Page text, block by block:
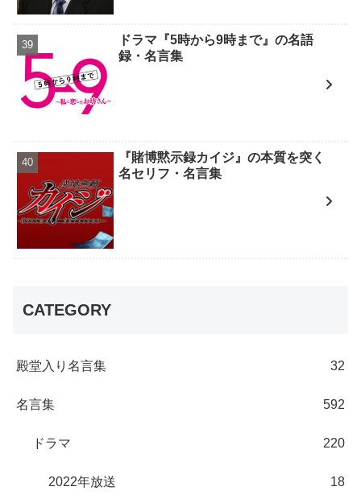
ドラマ『5時から9時まで』の名語
録・名言集
『賭博黙示録カイジ』の本質を突く
名セリフ・名言集
CATEGORY
殿堂入り名言集 32
名言集 592
ドラマ 220
2022年放送 18